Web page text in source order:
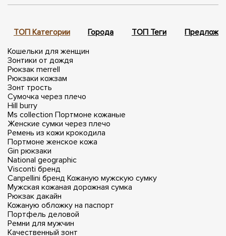
ТОП Категории Города ТОП Теги
Кошельки для женщин
Зонтики от дождя
Рюкзак merrell
Рюкзаки кожзам
Зонт трость
Сумочка через плечо
Hill burry
Ms collection Портмоне кожаные
Женские сумки через плечо
Ремень из кожи крокодила
Портмоне женское кожа
Gin рюкзаки
National geographic
Visconti бренд
Canpellini бренд Кожаную мужскую сумку
Мужская кожаная дорожная сумка
Рюкзак дакайн
Кожаную обложку на паспорт
Портфель деловой
Ремни для мужчин
Качественный зонт